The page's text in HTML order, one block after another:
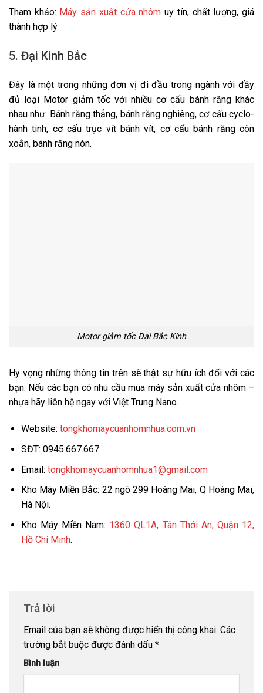
Tham khảo: Máy sản xuất cửa nhôm uy tín, chất lượng, giá
thành hợp lý
5. Đại Kinh Bắc
Đây là một trong những đơn vị đi đầu trong ngành với đầy
đủ loại Motor giảm tốc với nhiều cơ cấu bánh răng khác
nhau như: Bánh răng thẳng, bánh răng nghiêng, cơ cấu cyclo-
hành tinh, cơ cấu trục vít bánh vít, cơ cấu bánh răng côn
xoắn, bánh răng nón.
Motor giảm tốc Đại Bắc Kinh
Hy vọng những thông tin trên sẽ thật sự hữu ích đối với các
bạn. Nếu các bạn có nhu cầu mua máy sản xuất cửa nhôm –
nhựa hãy liên hệ ngay với Việt Trung Nano.
Website: tongkhomaycuanhomnhua.com.vn
SĐT: 0945.667.667
Email: tongkhomaycuanhomnhua1@gmail.com
Kho Máy Miền Bắc: 22 ngõ 299 Hoàng Mai, Q Hoàng Mai,
Hà Nội.
Kho Máy Miền Nam: 1360 QL1A, Tân Thới An, Quận 12,
Hồ Chí Minh.
Trả lời
Email của bạn sẽ không được hiển thị công khai. Các
trường bắt buộc được đánh dấu *
Bình luận